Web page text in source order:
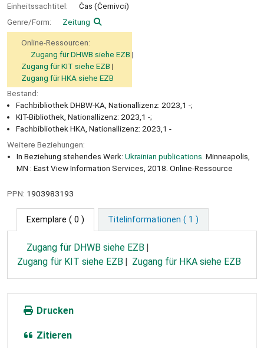
Einheitssachtitel:
Čas (Černivci)
Genre/Form:
Zeitung
Online-Ressourcen:
Zugang für DHWB siehe EZB
Zugang für KIT siehe EZB
Zugang für HKA siehe EZB
Bestand:
Fachbibliothek DHBW-KA, Nationallizenz: 2023,1 -;
KIT-Bibliothek, Nationallizenz: 2023,1 -;
Fachbibliothek HKA, Nationallizenz: 2023,1 -
Weitere Beziehungen:
In Beziehung stehendes Werk: Ukrainian publications. Minneapolis,
MN : East View Information Services, 2018. Online-Ressource
PPN: 1903983193
Exemplare ( 0 ) Titelinformationen ( 1 )
Zugang für DHWB siehe EZB
Zugang für KIT siehe EZB
Zugang für HKA siehe EZB
Drucken
Zitieren